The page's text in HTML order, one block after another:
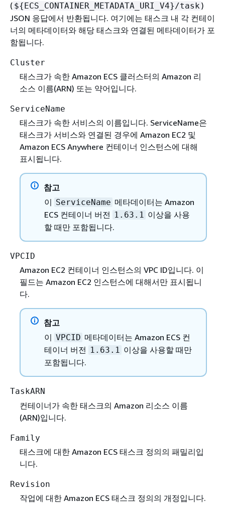
( ${ECS_CONTAINER_METADATA_URI_V4}/task)
JSON 응답에서 반환됩니다. 여기에는 태스크 내 각 컨테이
너의 메타데이터와 해당 태스크와 연결된 메타데이터가 포
함됩니다.
Cluster
태스크가 속한 Amazon ECS 클러스터의 Amazon 리
소스 이름(ARN) 또는 약어입니다.
ServiceName
태스크가 속한 서비스의 이름입니다. ServiceName은
태스크가 서비스와 연결된 경우에 Amazon EC2 및
Amazon ECS Anywhere 컨테이너 인스턴스에 대해
표시됩니다.
참고
이 ServiceName 메타데이터는 Amazon
ECS 컨테이너 버전 1.63.1 이상을 사용
할 때만 포함됩니다.
VPCID
Amazon EC2 컨테이너 인스턴스의 VPC ID입니다. 이
필드는 Amazon EC2 인스턴스에 대해서만 표시됩니
다.
참고
이 VPCID 메타데이터는 Amazon ECS 컨
테이너 버전 1.63.1 이상을 사용할 때만
포함됩니다.
TaskARN
컨테이너가 속한 태스크의 Amazon 리소스 이름
(ARN)입니다.
Family
태스크에 대한 Amazon ECS 태스크 정의의 패밀리입
니다.
Revision
작업에 대한 Amazon ECS 태스크 정의의 개정입니다.